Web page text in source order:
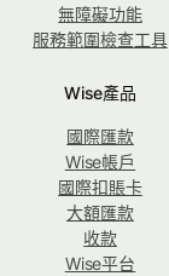
無障礙功能
服務範圍檢查工具
Wise產品
國際匯款
Wise帳戶
國際扣賬卡
大額匯款
收款
Wise平台